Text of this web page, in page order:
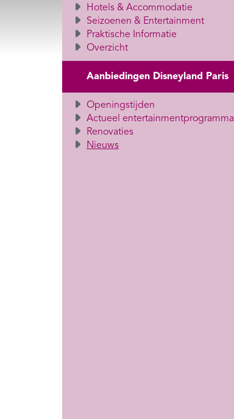
Hotels & Accommodatie
Seizoenen & Entertainment
Praktische Informatie
Overzicht
Aanbiedingen Disneyland Paris
Openingstijden
Actueel entertainmentprogramma
Renovaties
Nieuws